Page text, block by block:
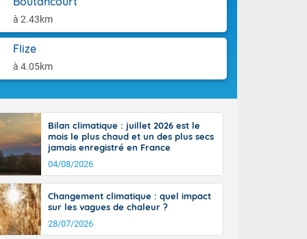
à 2.43km
Flize
à 4.05km
du pays en
sur la
la chaine
par
km/h. Les
degrés
avec 34 à
et 39 à 40
Bilan climatique : juillet 2026 est le
mois le plus chaud et un des plus secs
jamais enregistré en France
04/08/2026
Changement climatique : quel impact
sur les vagues de chaleur ?
28/07/2026